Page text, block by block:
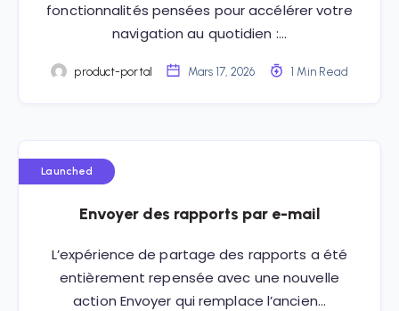
fonctionnalités pensées pour accélérer votre
navigation au quotidien :…
product-portal Mars 17, 2026 1 Min Read
Launched
Envoyer des rapports par e-mail
L’expérience de partage des rapports a été
entièrement repensée avec une nouvelle
action Envoyer qui remplace l’ancien…